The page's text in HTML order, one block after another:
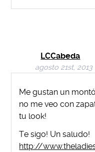
LCCabeda
agosto 21st, 2013
Me gustan un
no me veo con
tu look!
Te sigo! Un saludo!
http://